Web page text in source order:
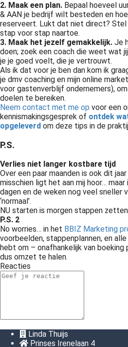
2. Maak een plan. Bepaal hoeveel
& AAN je bedrijf wilt besteden en
reserveert. Lukt dat niet direct?
stap voor stap naartoe.
3. Maak het jezelf gemakkelijk. Je
doen; zoek een coach die weet wat
je je goed voelt, die je vertrouwt.
Als ik dat voor je ben dan kom ik
je dmv coaching en mijn online
voor gastenverblijf ondernemers),
doelen te bereiken.
Neem contact met me op voor een
kennismakingsgesprek of ontdek
opgeleverd om deze tips in de
P.S.
Verlies niet langer kostbare tijd
Over een paar maanden is ook dit
misschien ligt het aan mij hoor…
dagen en de weken nog veel sneller
‘normaal’.
NU starten is morgen stappen
P.S. 2
No worries… in het BBIZ Marketing
voorbeelden, stappenplannen, en
hebt om – onafhankelijk van
dus omzet te halen.
Reacties
Linda Thuijs
Prinses Irenelaan 4